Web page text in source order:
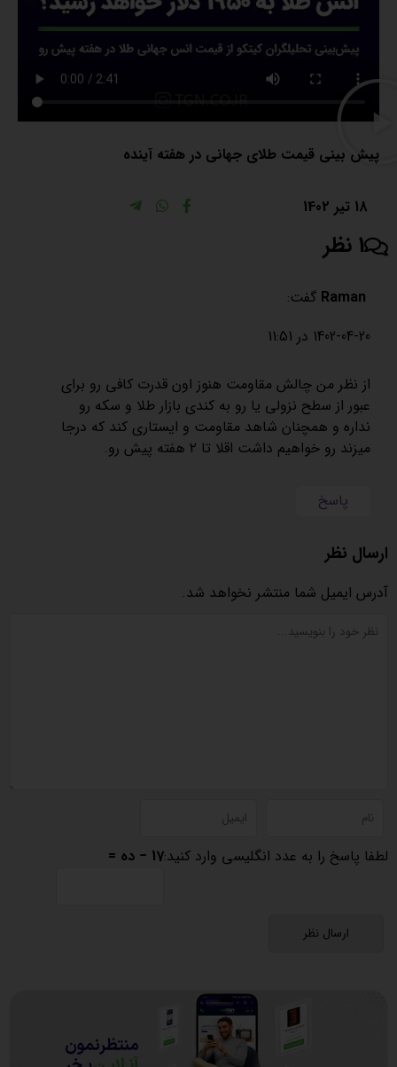
پیش بینی قیمت طلای جهانی در هفته آینده
18 تیر 1402
1 نظر
Raman گفت:
1402-04-20 در 11:51
از نظر من چالش مقاومت هنوز اون قدرت کافی رو برای
عبور از سطح نزولی یا رو به کندی بازار طلا و سکه رو
نداره و همچنان شاهد مقاومت و ایستاری کند که درجا
میزند رو خواهیم داشت اقلا تا ۲ هفته پیش رو.
پاسخ
ارسال نظر
آدرس ایمیل شما منتشر نخواهد شد.
لطفا پاسخ را به عدد انگلیسی وارد کنید:17 − ده =